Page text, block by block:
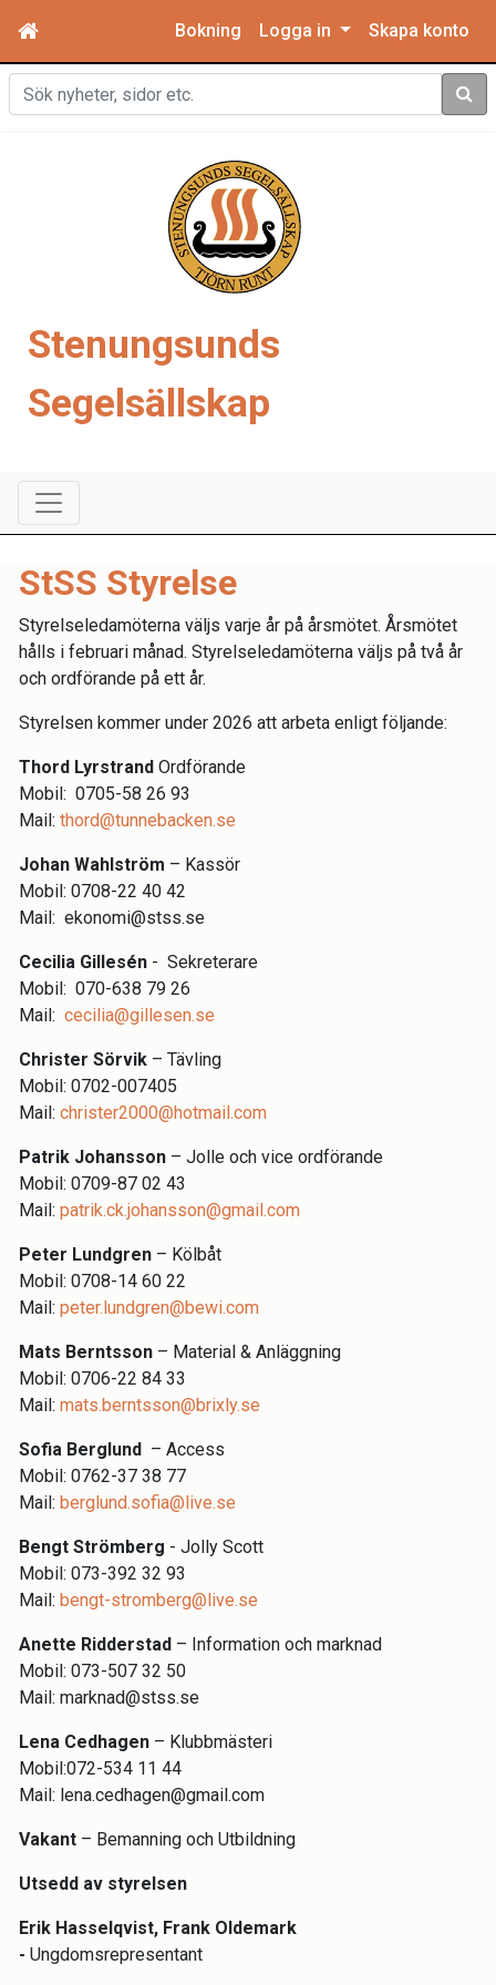
Bokning Logga in Skapa konto
Sök
Stenungsunds
Segelsällskap
StSS Styrelse
Styrelseledamöterna väljs varje år på årsmötet. Årsmötet
hålls i februari månad. Styrelseledamöterna väljs på två år
och ordförande på ett år.
Styrelsen kommer under 2026 att arbeta enligt följande:
Thord Lyrstrand Ordförande
Mobil: 0705-58 26 93
Mail: thord@tunnebacken.se
Johan Wahlström – Kassör
Mobil: 0708-22 40 42
Mail: ekonomi@stss.se
Cecilia Gillesén - Sekreterare
Mobil: 070-638 79 26
Mail: cecilia@gillesen.se
Christer Sörvik – Tävling
Mobil: 0702-007405
Mail: christer2000@hotmail.com
Patrik Johansson – Jolle och vice ordförande
Mobil: 0709-87 02 43
Mail: patrik.ck.johansson@gmail.com
Peter Lundgren – Kölbåt
Mobil: 0708-14 60 22
Mail: peter.lundgren@bewi.com
Mats Berntsson – Material & Anläggning
Mobil: 0706-22 84 33
Mail: mats.berntsson@brixly.se
Sofia Berglund – Access
Mobil: 0762-37 38 77
Mail: berglund.sofia@live.se
Bengt Strömberg - Jolly Scott
Mobil: 073-392 32 93
Mail: bengt-stromberg@live.se
Anette Ridderstad – Information och marknad
Mobil: 073-507 32 50
Mail: marknad@stss.se
Lena Cedhagen – Klubbmästeri
Mobil:072-534 11 44
Mail: lena.cedhagen@gmail.com
Vakant – Bemanning och Utbildning
Utsedd av styrelsen
Erik Hasselqvist, Frank Oldemark
- Ungdomsrepresentant